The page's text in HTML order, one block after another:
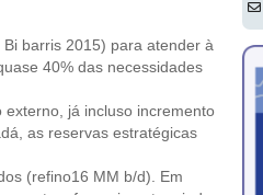
barris 2015) para atender à
40% das necessidades
já incluso incremento
as reservas estratégicas
(refino16 MM b/d). Em